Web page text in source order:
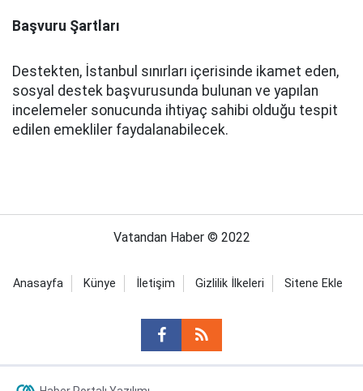
Başvuru Şartları
Destekten, İstanbul sınırları içerisinde ikamet eden,
sosyal destek başvurusunda bulunan ve yapılan
incelemeler sonucunda ihtiyaç sahibi olduğu tespit
edilen emekliler faydalanabilecek.
Vatandan Haber © 2022
Anasayfa Künye İletişim Gizlilik İlkeleri Sitene Ekle